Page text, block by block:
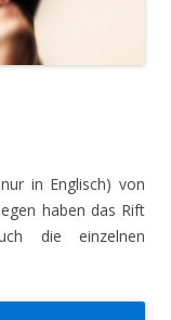
in Englisch) von
haben das Rift
die einzelnen